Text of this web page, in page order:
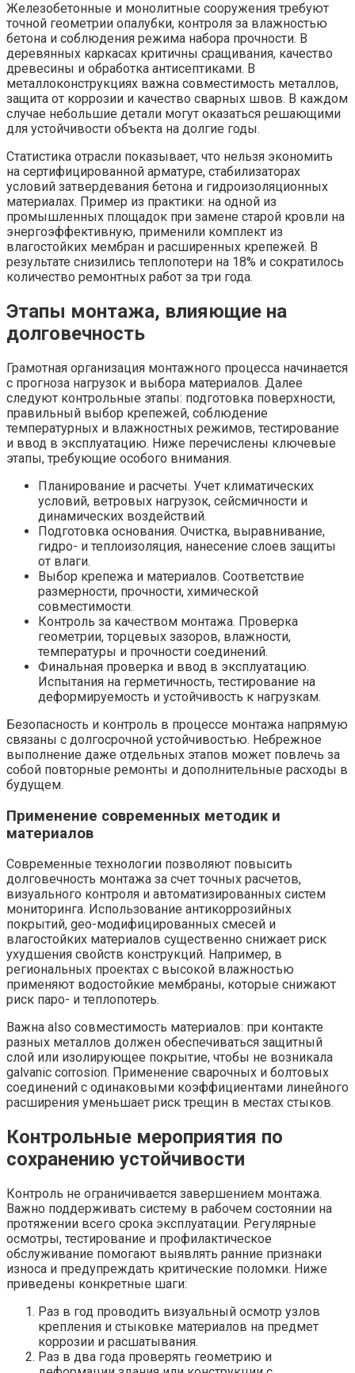
Железобетонные и монолитные сооружения требуют
точной геометрии опалубки, контроля за влажностью
бетона и соблюдения режима набора прочности. В
деревянных каркасах критичны сращивания, качество
древесины и обработка антисептиками. В
металлоконструкциях важна совместимость металлов,
защита от коррозии и качество сварных швов. В каждом
случае небольшие детали могут оказаться решающими
для устойчивости объекта на долгие годы.
Статистика отрасли показывает, что нельзя экономить
на сертифицированной арматуре, стабилизаторах
условий затвердевания бетона и гидроизоляционных
материалах. Пример из практики: на одной из
промышленных площадок при замене старой кровли на
энергоэффективную, применили комплект из
влагостойких мембран и расширенных крепежей. В
результате снизились теплопотери на 18% и сократилось
количество ремонтных работ за три года.
Этапы монтажа, влияющие на
долговечность
Грамотная организация монтажного процесса начинается
с прогноза нагрузок и выбора материалов. Далее
следуют контрольные этапы: подготовка поверхности,
правильный выбор крепежей, соблюдение
температурных и влажностных режимов, тестирование
и ввод в эксплуатацию. Ниже перечислены ключевые
этапы, требующие особого внимания.
Планирование и расчеты. Учет климатических
условий, ветровых нагрузок, сейсмичности и
динамических воздействий.
Подготовка основания. Очистка, выравнивание,
гидро- и теплоизоляция, нанесение слоев защиты
от влаги.
Выбор крепежа и материалов. Соответствие
размерности, прочности, химической
совместимости.
Контроль за качеством монтажа. Проверка
геометрии, торцевых зазоров, влажности,
температуры и прочности соединений.
Финальная проверка и ввод в эксплуатацию.
Испытания на герметичность, тестирование на
деформируемость и устойчивость к нагрузкам.
Безопасность и контроль в процессе монтажа напрямую
связаны с долгосрочной устойчивостью. Небрежное
выполнение даже отдельных этапов может повлечь за
собой повторные ремонты и дополнительные расходы в
будущем.
Применение современных методик и
материалов
Современные технологии позволяют повысить
долговечность монтажа за счет точных расчетов,
визуального контроля и автоматизированных систем
мониторинга. Использование антикоррозийных
покрытий, geo-модифицированных смесей и
влагостойких материалов существенно снижает риск
ухудшения свойств конструкций. Например, в
региональных проектах с высокой влажностью
применяют водостойкие мембраны, которые снижают
риск паро- и теплопотерь.
Важна also совместимость материалов: при контакте
разных металлов должен обеспечиваться защитный
слой или изолирующее покрытие, чтобы не возникала
galvanic corrosion. Применение сварочных и болтовых
соединений с одинаковыми коэффициентами линейного
расширения уменьшает риск трещин в местах стыков.
Контрольные мероприятия по
сохранению устойчивости
Контроль не ограничивается завершением монтажа.
Важно поддерживать систему в рабочем состоянии на
протяжении всего срока эксплуатации. Регулярные
осмотры, тестирование и профилактическое
обслуживание помогают выявлять ранние признаки
износа и предупреждать критические поломки. Ниже
приведены конкретные шаги:
Раз в год проводить визуальный осмотр узлов
крепления и стыковке материалов на предмет
коррозии и расшатывания.
Раз в два года проверять геометрию и